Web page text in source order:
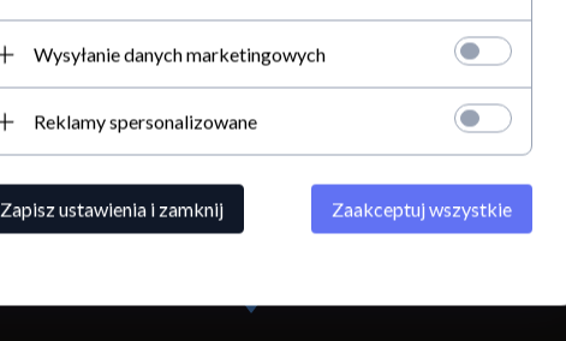
Wysyłanie danych marketingowych
Reklamy spersonalizowane
Zapisz ustawienia i zamknij Zaakceptuj wszystkie